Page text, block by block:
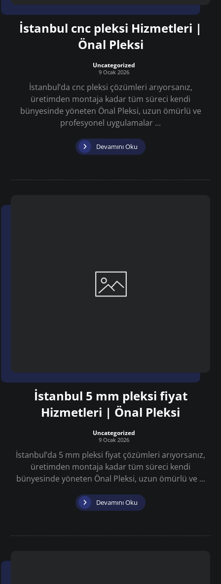
İstanbul cnc pleksi Hizmetleri |
Önal Pleksi
Uncategorized
9 Ocak 2026
İstanbul’da cnc pleksi çözümleri arıyorsanız,
üretimden montaja kadar tüm süreci kendi
bünyesinde yöneten Önal Pleksi, uzun ömürlü ve
profesyonel uygulamalar ...
Devamını Oku
İstanbul 5 mm pleksi fiyat
Hizmetleri | Önal Pleksi
Uncategorized
9 Ocak 2026
İstanbul’da 5 mm pleksi fiyat çözümleri arıyorsanız,
üretimden montaja kadar tüm süreci kendi
bünyesinde yöneten Önal Pleksi, uzun ömürlü ve ...
Devamını Oku